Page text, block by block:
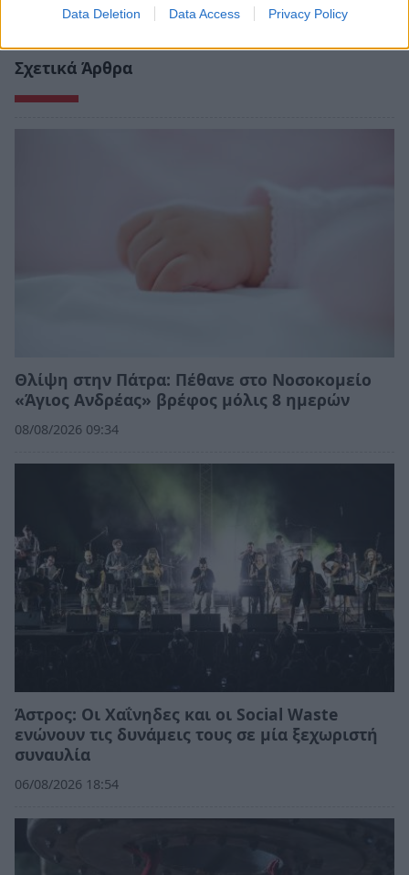
Data Deletion Data Access Privacy Policy
Σχετικά Άρθρα
Θλίψη στην Πάτρα: Πέθανε στο Νοσοκομείο
«Άγιος Ανδρέας» βρέφος μόλις 8 ημερών
08/08/2026 09:34
Άστρος: Οι Χαΐνηδες και οι Social Waste
ενώνουν τις δυνάμεις τους σε μία ξεχωριστή
συναυλία
06/08/2026 18:54